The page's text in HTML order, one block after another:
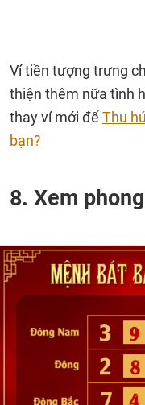
Ví tiền tượng trưng
thiện thêm nữa tình
thay ví mới để Thu
bạn?
8. Xem